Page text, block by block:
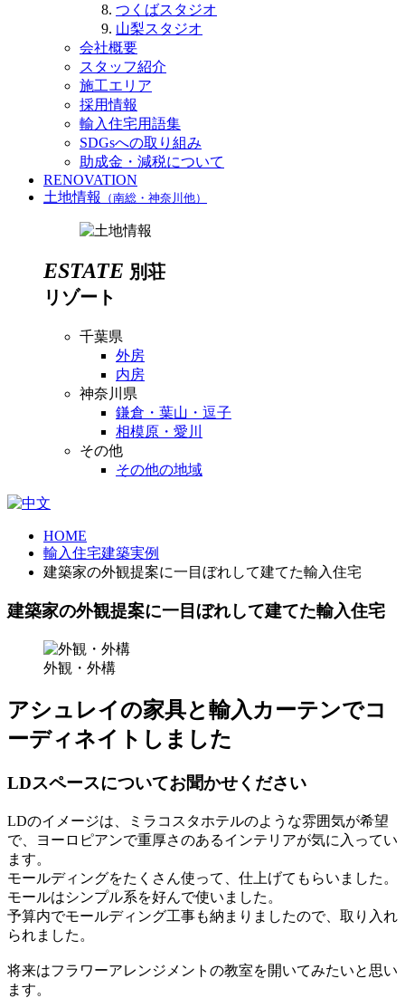
つくばスタジオ
山梨スタジオ
会社概要
スタッフ紹介
施工エリア
採用情報
輸入住宅用語集
SDGsへの取り組み
助成金・減税について
RENOVATION
土地情報
（南総・神奈川他）
ESTATE 別荘
リゾート
千葉県
外房
内房
神奈川県
鎌倉・葉山・逗子
相模原・愛川
その他
その他の地域
HOME
輸入住宅建築実例
建築家の外観提案に一目ぼれして建てた輸入住宅
建築家の外観提案に一目ぼれして建てた輸入住宅
外観・外構
アシュレイの家具と輸入カーテンでコ
ーディネイトしました
LDスペースについてお聞かせください
LDのイメージは、ミラコスタホテルのような雰囲気が希望
で、ヨーロピアンで重厚さのあるインテリアが気に入ってい
ます。
モールディングをたくさん使って、仕上げてもらいました。
モールはシンプル系を好んで使いました。
予算内でモールディング工事も納まりましたので、取り入れ
られました。
将来はフラワーアレンジメントの教室を開いてみたいと思い
ます。